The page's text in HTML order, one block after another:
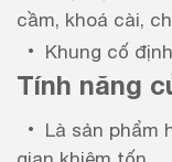
cầm, khoá cài,
Khung cố
Tính năng
Là sản phẩm